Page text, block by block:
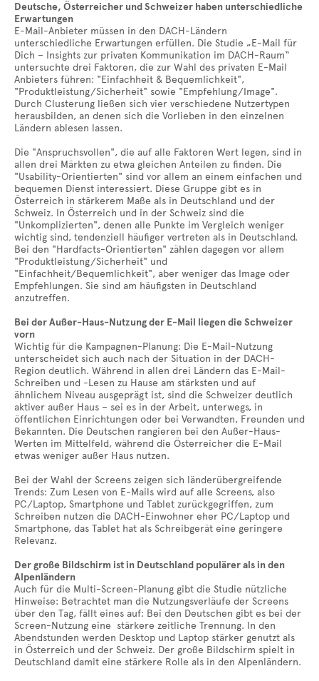
Deutsche, Österreicher und Schweizer haben unterschiedliche
Erwartungen
E-Mail-Anbieter müssen in den DACH-Ländern
unterschiedliche Erwartungen erfüllen. Die Studie „E-Mail für
Dich – Insights zur privaten Kommunikation im DACH-Raum“
untersuchte drei Faktoren, die zur Wahl des privaten E-Mail
Anbieters führen: "Einfachheit & Bequemlichkeit",
"Produktleistung/Sicherheit" sowie "Empfehlung/Image".
Durch Clusterung ließen sich vier verschiedene Nutzertypen
herausbilden, an denen sich die Vorlieben in den einzelnen
Ländern ablesen lassen.
Die "Anspruchsvollen", die auf alle Faktoren Wert legen, sind in
allen drei Märkten zu etwa gleichen Anteilen zu finden. Die
"Usability-Orientierten" sind vor allem an einem einfachen und
bequemen Dienst interessiert. Diese Gruppe gibt es in
Österreich in stärkerem Maße als in Deutschland und der
Schweiz. In Österreich und in der Schweiz sind die
"Unkomplizierten", denen alle Punkte im Vergleich weniger
wichtig sind, tendenziell häufiger vertreten als in Deutschland.
Bei den "Hardfacts-Orientierten" zählen dagegen vor allem
"Produktleistung/Sicherheit" und
"Einfachheit/Bequemlichkeit", aber weniger das Image oder
Empfehlungen. Sie sind am häufigsten in Deutschland
anzutreffen.
Bei der Außer-Haus-Nutzung der E-Mail liegen die Schweizer
vorn
Wichtig für die Kampagnen-Planung: Die E-Mail-Nutzung
unterscheidet sich auch nach der Situation in der DACH-
Region deutlich. Während in allen drei Ländern das E-Mail-
Schreiben und -Lesen zu Hause am stärksten und auf
ähnlichem Niveau ausgeprägt ist, sind die Schweizer deutlich
aktiver außer Haus – sei es in der Arbeit, unterwegs, in
öffentlichen Einrichtungen oder bei Verwandten, Freunden und
Bekannten. Die Deutschen rangieren bei den Außer-Haus-
Werten im Mittelfeld, während die Österreicher die E-Mail
etwas weniger außer Haus nutzen.
Bei der Wahl der Screens zeigen sich länderübergreifende
Trends: Zum Lesen von E-Mails wird auf alle Screens, also
PC/Laptop, Smartphone und Tablet zurückgegriffen, zum
Schreiben nutzen die DACH-Einwohner eher PC/Laptop und
Smartphone, das Tablet hat als Schreibgerät eine geringere
Relevanz.
Der große Bildschirm ist in Deutschland populärer als in den
Alpenländern
Auch für die Multi-Screen-Planung gibt die Studie nützliche
Hinweise: Betrachtet man die Nutzungsverläufe der Screens
über den Tag, fällt eines auf: Bei den Deutschen gibt es bei der
Screen-Nutzung eine stärkere zeitliche Trennung. In den
Abendstunden werden Desktop und Laptop stärker genutzt als
in Österreich und der Schweiz. Der große Bildschirm spielt in
Deutschland damit eine stärkere Rolle als in den Alpenländern.